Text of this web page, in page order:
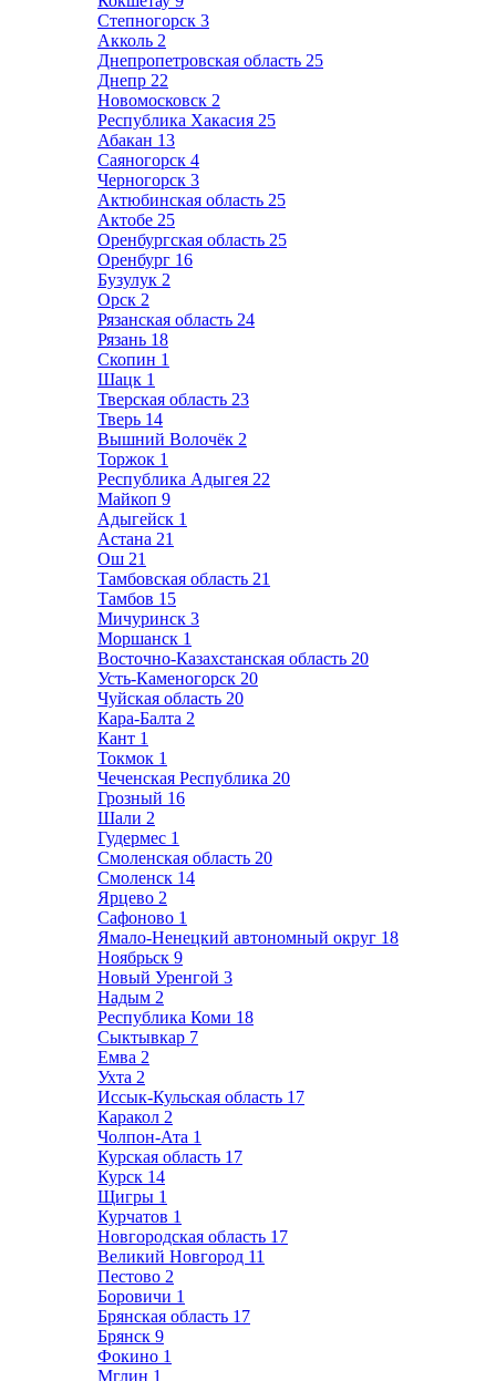
Степногорск 3
Акколь 2
Днепропетровская область 25
Днепр 22
Новомосковск 2
Республика Хакасия 25
Абакан 13
Саяногорск 4
Черногорск 3
Актюбинская область 25
Актобе 25
Оренбургская область 25
Оренбург 16
Бузулук 2
Орск 2
Рязанская область 24
Рязань 18
Скопин 1
Шацк 1
Тверская область 23
Тверь 14
Вышний Волочёк 2
Торжок 1
Республика Адыгея 22
Майкоп 9
Адыгейск 1
Астана 21
Ош 21
Тамбовская область 21
Тамбов 15
Мичуринск 3
Моршанск 1
Восточно-Казахстанская область 20
Усть-Каменогорск 20
Чуйская область 20
Кара-Балта 2
Кант 1
Токмок 1
Чеченская Республика 20
Грозный 16
Шали 2
Гудермес 1
Смоленская область 20
Смоленск 14
Ярцево 2
Сафоново 1
Ямало-Ненецкий автономный округ 18
Ноябрьск 9
Новый Уренгой 3
Надым 2
Республика Коми 18
Сыктывкар 7
Емва 2
Ухта 2
Иссык-Кульская область 17
Каракол 2
Чолпон-Ата 1
Курская область 17
Курск 14
Щигры 1
Курчатов 1
Новгородская область 17
Великий Новгород 11
Пестово 2
Боровичи 1
Брянская область 17
Брянск 9
Фокино 1
Мглин 1